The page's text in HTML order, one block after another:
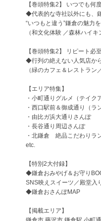
【巻頭特集2】 いつでも何
◆代表的な寺社以外にも、
“いつもと違う”鎌倉の魅力
（和文化体験 ／森林ハイ
【巻頭特集2】 リピート必
◆行列の絶えない人気店か
（緑のカフェ＆レストラ
【エリア特集】
・小町通りグルメ（テイク
・西口駅前＆御成通り（ラ
・由比ガ浜大通りさんぽ
・長谷通り周辺さんぽ
・北鎌倉 絶品こだわりラ
etc.
【特別2大付録】
◆鎌倉おみやげ＆お守り
SNS映えスイーツ／殿堂入
◆鎌倉おさんぽMAP
【掲載エリア】